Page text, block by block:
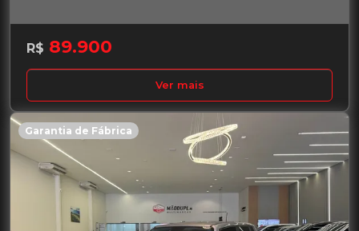
R$ 89.900
Ver mais
Garantia de Fábrica